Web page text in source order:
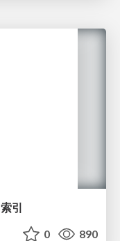
引
0 890